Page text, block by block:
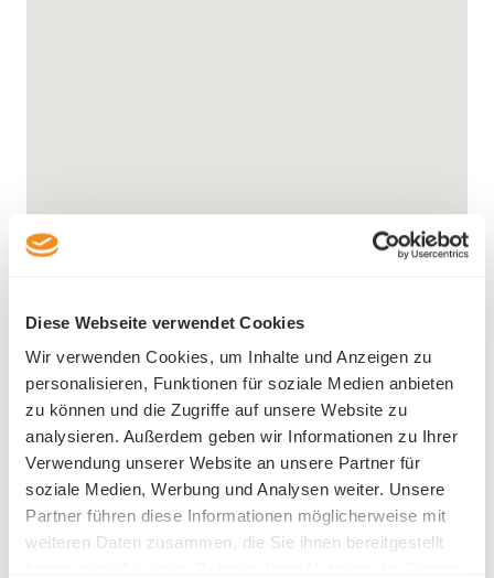
Diese Webseite verwendet Cookies
Wir verwenden Cookies, um Inhalte und Anzeigen zu
personalisieren, Funktionen für soziale Medien anbieten
zu können und die Zugriffe auf unsere Website zu
analysieren. Außerdem geben wir Informationen zu Ihrer
Verwendung unserer Website an unsere Partner für
soziale Medien, Werbung und Analysen weiter. Unsere
Partner führen diese Informationen möglicherweise mit
weiteren Daten zusammen, die Sie ihnen bereitgestellt